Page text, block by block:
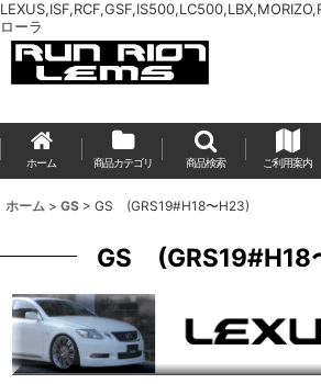
ローラ
ホーム 商品カテゴリ 商品検索 ご利用案内
ホーム > GS > GS (GRS19#H18〜H23)
GS (GRS19#H18